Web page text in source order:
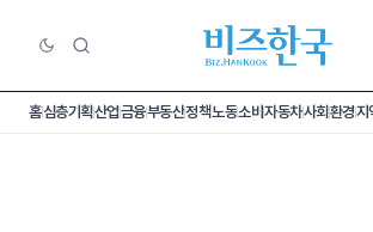
홈심층기획산업금융부동산정책노동소비 자동차사회환경지